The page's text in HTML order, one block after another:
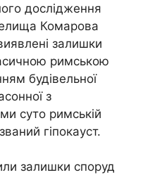
дослідження
Комарова
залишки
римською
будівельної
з
суто римській
гіпокауст.
залишки споруд